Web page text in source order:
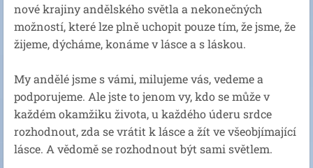
nové krajiny andělského světla a nekonečných
možností, které lze plně uchopit pouze tím, že jsme, že
žijeme, dýcháme, konáme v lásce a s láskou.
My andělé jsme s vámi, milujeme vás, vedeme a
podporujeme. Ale jste to jenom vy, kdo se může v
každém okamžiku života, u každého úderu srdce
rozhodnout, zda se vrátit k lásce a žít ve všeobjímající
lásce. A vědomě se rozhodnout být sami světlem.